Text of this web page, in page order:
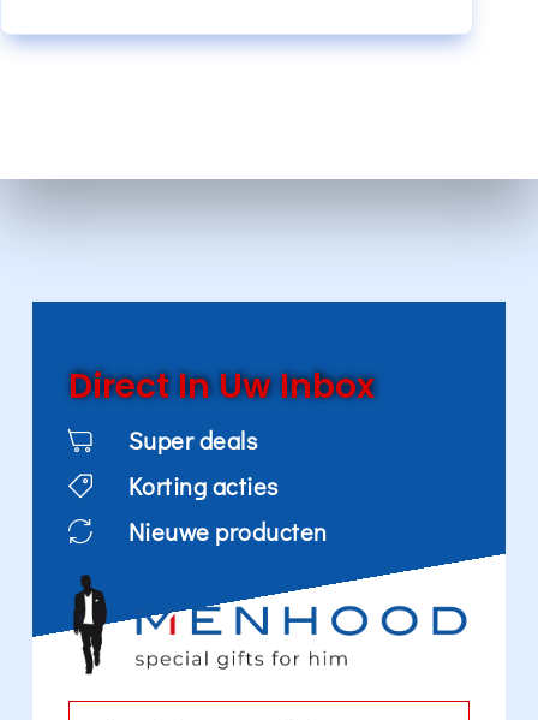
Direct In Uw Inbox
Super deals
Korting acties
Nieuwe producten